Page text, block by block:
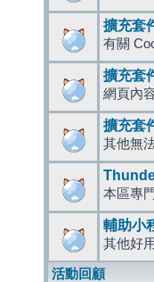
擴充套
有關
擴充套
網頁內
擴充套
其他無
本區專
輔助小
其他好
活動回顧